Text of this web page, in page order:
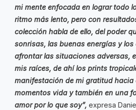
mi mente enfocada en lograr todo
ritmo más lento, pero con
colección habla de ello, del poder
sonrisas, las buenas energías y los
afrontar las situaciones adversas,
mis raíces, de ahí los prints
manifestación de mi gratitud hacia
momentos vida y también en una
amor por lo que soy”, expresa